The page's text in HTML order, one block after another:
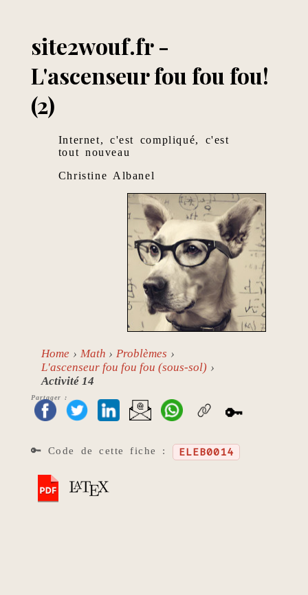
site2wouf.fr -
L'ascenseur fou fou fou!
(2)
Internet, c'est compliqué, c'est
tout nouveau
Christine Albanel
Home Math
Problèmes
L'ascenseur fou fou fou (sous-sol)
Activité 14
Partager :
🔑
🔑 Code de cette fiche : ELEB0014